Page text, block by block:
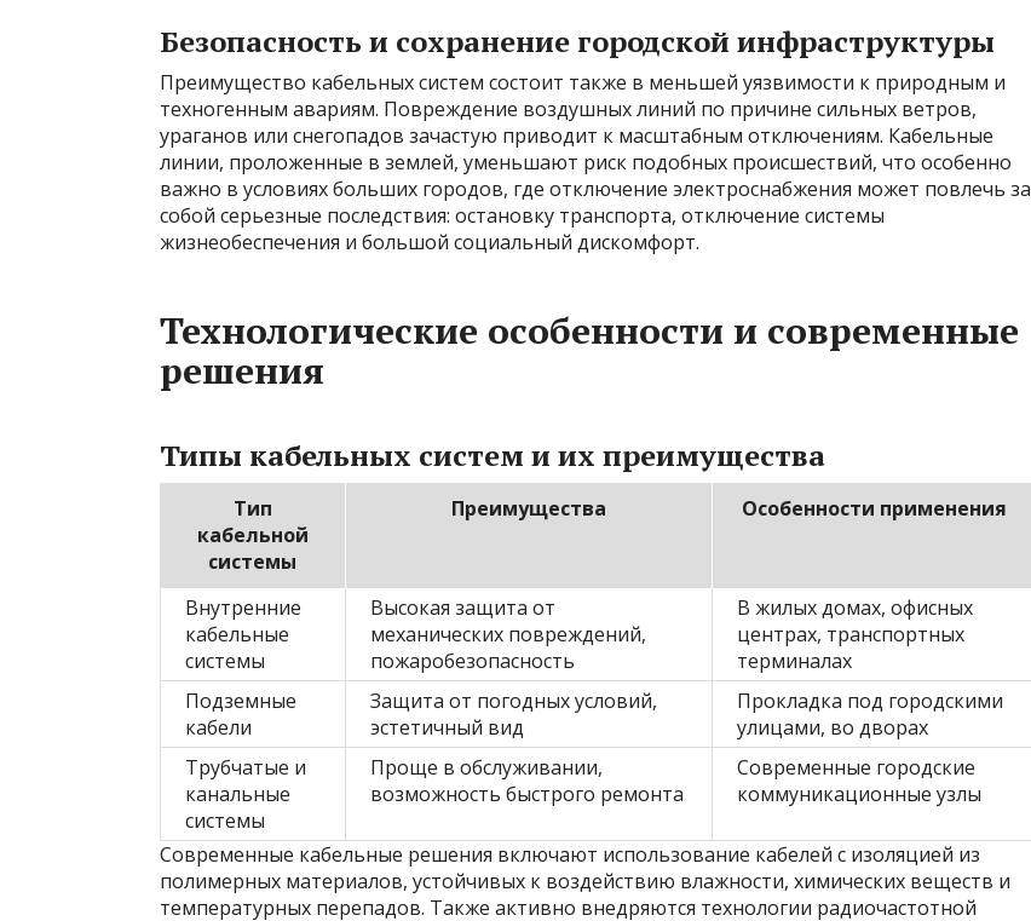
Безопасность и сохранение городской инфраструктуры
Преимущество кабельных систем состоит также в меньшей уязвимости к природным и
техногенным авариям. Повреждение воздушных линий по причине сильных ветров,
ураганов или снегопадов зачастую приводит к масштабным отключениям. Кабельные
линии, проложенные в землей, уменьшают риск подобных происшествий, что особенно
важно в условиях больших городов, где отключение электроснабжения может повлечь за
собой серьезные последствия: остановку транспорта, отключение системы
жизнеобеспечения и большой социальный дискомфорт.
Технологические особенности и современные
решения
Типы кабельных систем и их преимущества
Тип
кабельной
системы
Преимущества Особенности применения
Внутренние
кабельные
системы
Высокая защита от
механических повреждений,
пожаробезопасность
В жилых домах, офисных
центрах, транспортных
терминалах
Подземные
кабели
Защита от погодных условий,
эстетичный вид
Прокладка под городскими
улицами, во дворах
Трубчатые и
канальные
системы
Проще в обслуживании,
возможность быстрого ремонта
Современные городские
коммуникационные узлы
Современные кабельные решения включают использование кабелей с изоляцией из
полимерных материалов, устойчивых к воздействию влажности, химических веществ и
температурных перепадов. Также активно внедряются технологии радиочастотной